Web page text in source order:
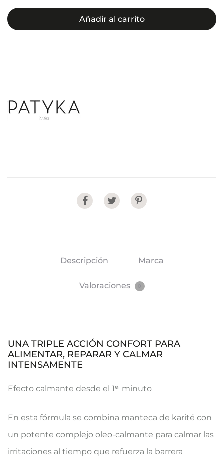
Añadir al carrito
Share
Descripción Marca
Valoraciones
UNA TRIPLE ACCIÓN CONFORT PARA
ALIMENTAR, REPARAR Y CALMAR
INTENSAMENTE
Efecto calmante desde el 1ᵉʳ minuto
En esta fórmula se combina manteca de karité con
un potente complejo oleo-calmante para calmar las
irritaciones al tiempo que refuerza la barrera